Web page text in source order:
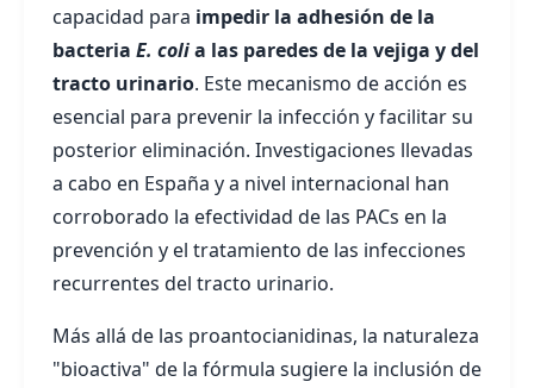
capacidad para impedir la adhesión de la
bacteria E. colia las paredes de la vejiga y del
tracto urinario. Este mecanismo de acción es
esencial para prevenir la infección y facilitar su
posterior eliminación. Investigaciones llevadas
a cabo en España y a nivel internacional han
corroborado la efectividad de las PACs en la
prevención y el tratamiento de las infecciones
recurrentes del tracto urinario.
Más allá de las proantocianidinas, la naturaleza
"bioactiva" de la fórmula sugiere la inclusión de